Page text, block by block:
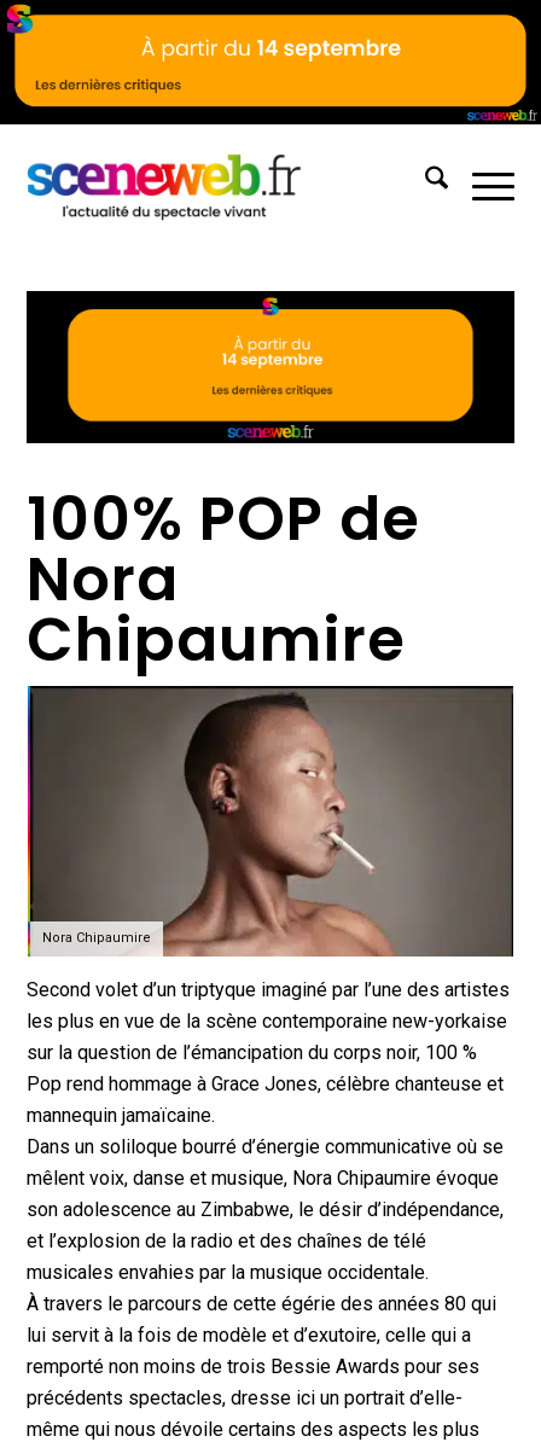
100% POP de
Nora
Chipaumire
Nora Chipaumire
Second volet d’un triptyque imaginé par l’une des artistes
les plus en vue de la scène contemporaine new-yorkaise
sur la question de l’émancipation du corps noir, 100 %
Pop rend hommage à Grace Jones, célèbre chanteuse et
mannequin jamaïcaine.
Dans un soliloque bourré d’énergie communicative où se
mêlent voix, danse et musique, Nora Chipaumire évoque
son adolescence au Zimbabwe, le désir d’indépendance,
et l’explosion de la radio et des chaînes de télé
musicales envahies par la musique occidentale.
À travers le parcours de cette égérie des années 80 qui
lui servit à la fois de modèle et d’exutoire, celle qui a
remporté non moins de trois Bessie Awards pour ses
précédents spectacles, dresse ici un portrait d’elle-
même qui nous dévoile certains des aspects les plus